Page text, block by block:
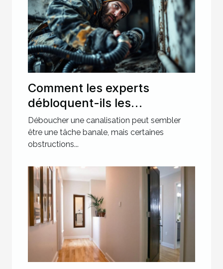
Comment les experts
débloquent-ils les
canalisations les plus
récalcitrantes ?
Déboucher une canalisation peut sembler
être une tâche banale, mais certaines
obstructions...